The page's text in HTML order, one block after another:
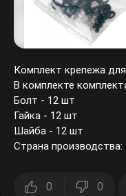
Комплект крепежа для
В комплекте
Болт - 12 шт
Гайка - 12 шт
Шайба - 12 шт
Страна производства:
0 0